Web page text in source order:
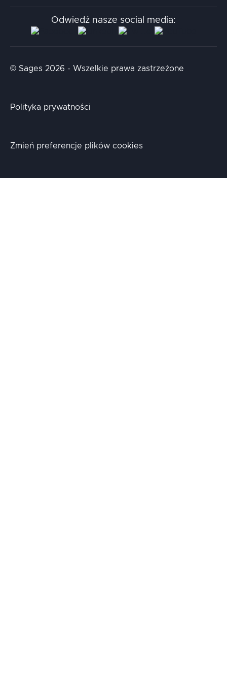
Aidapta
AI & NLP Day
Odwiedź nasze social media:
© Sages 2026 - Wszelkie prawa zastrzeżone
Polityka prywatności
Zmień preferencje plików cookies